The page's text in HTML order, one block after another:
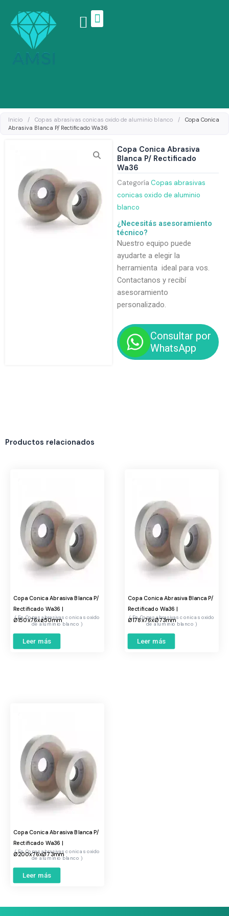
contenido
Inicio / Copas abrasivas conicas oxido de aluminio blanco /
Copa Conica
Abrasiva Blanca P/ Rectificado Wa36
Copa Conica Abrasiva
Blanca P/ Rectificado
Wa36
Categoría Copas abrasivas
conicas oxido de aluminio
blanco
¿Necesitás asesoramiento
técnico?
Nuestro equipo puede
ayudarte a elegir la
herramienta ideal para vos.
Contactanos y recibí
asesoramiento
personalizado.
Consultar por
WhatsApp
Productos relacionados
Copa Conica Abrasiva Blanca P/
Rectificado Wa36 |
Ø150x76xø50mm
Copas abrasivas conicas oxido
de aluminio blanco
Leer más
Copa Conica Abrasiva Blanca P/
Rectificado Wa36 |
Ø178x76xØ73mm
Copas abrasivas conicas oxido
de aluminio blanco
Leer más
Copa Conica Abrasiva Blanca P/
Rectificado Wa36 |
Ø200x76xØ73mm
Copas abrasivas conicas oxido
de aluminio blanco
Leer más